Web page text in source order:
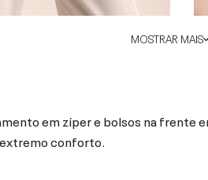
MOSTRAR MAIS
em zíper e bolsos na frente
conforto.